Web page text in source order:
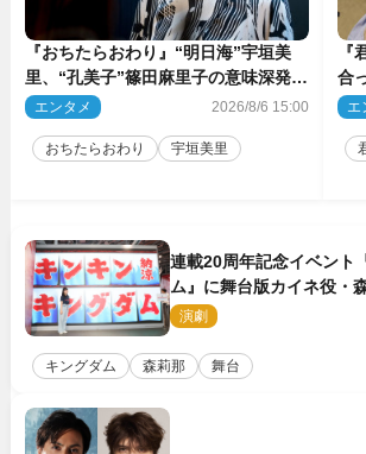
『おちたらおわり』“明日海”宇垣美
里、“孔美子”篠田麻里子の意味深発言
に絶句 ネット驚き「まさか」「意外
エンタメ 2026/8/6 15:00
おちたらおわり 宇垣美里
『
合
ーエ
連載20周年記念イベント
ム』に舞台版カイネ役・
着レポート】
演劇
キングダム 森莉那 舞台